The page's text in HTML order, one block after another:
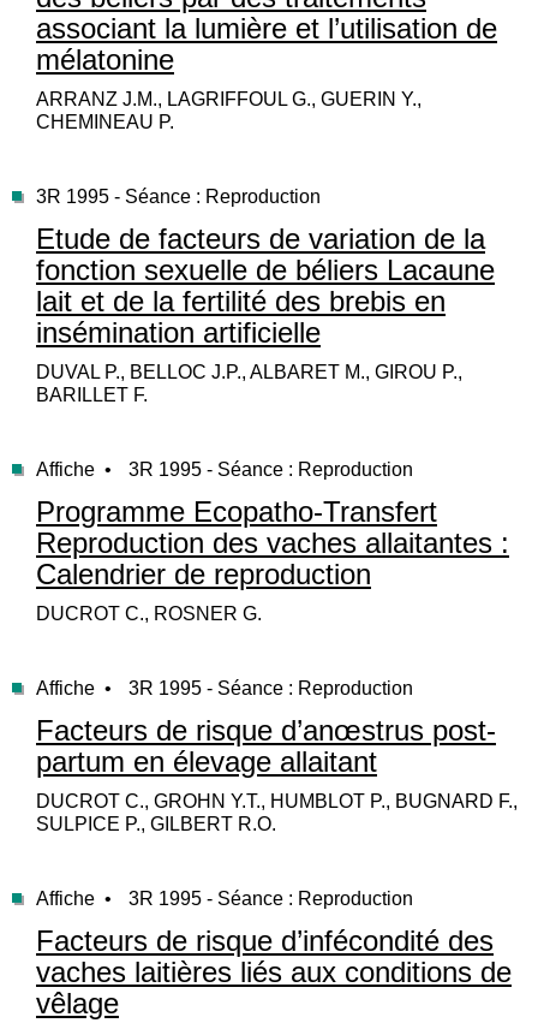
associant la lumière et l’utilisation de
mélatonine
ARRANZ J.M., LAGRIFFOUL G., GUERIN Y.,
CHEMINEAU P.
3R 1995 - Séance : Reproduction
Etude de facteurs de variation de la
fonction sexuelle de béliers Lacaune
lait et de la fertilité des brebis en
insémination artificielle
DUVAL P., BELLOC J.P., ALBARET M., GIROU P.,
BARILLET F.
Affiche • 3R 1995 - Séance : Reproduction
Programme Ecopatho-Transfert
Reproduction des vaches allaitantes :
Calendrier de reproduction
DUCROT C., ROSNER G.
Affiche • 3R 1995 - Séance : Reproduction
Facteurs de risque d’anœstrus post-
partum en élevage allaitant
DUCROT C., GROHN Y.T., HUMBLOT P., BUGNARD F.,
SULPICE P., GILBERT R.O.
Affiche • 3R 1995 - Séance : Reproduction
Facteurs de risque d’infécondité des
vaches laitières liés aux conditions de
vêlage